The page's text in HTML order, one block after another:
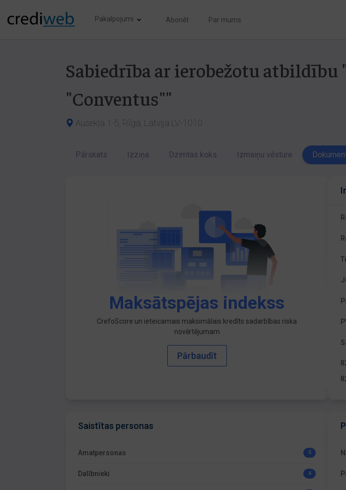
Pakalpojumi Abonēt Par mums
Sabiedrība ar ierobežotu
"Conventus""
Ausekļa 1-5, Rīga, Latvija LV-1010
Pārskats Izziņa Dzimtas koks Izmaiņu vēsture
Maksātspējas indekss
CrefoScore un ieteicamais maksimālais kredīts sadarbības riska
novērtējumam
Pārbaudīt
Saistītas personas
Amatpersonas 5
Dalībnieki 4